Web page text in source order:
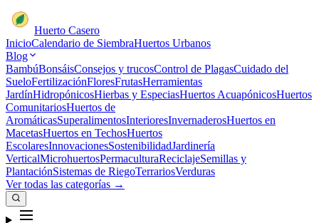
Huerto Casero
InicioCalendario de SiembraHuertos Urbanos
Blog
BambúBonsáisConsejos y trucosControl de PlagasCuidado del
SueloFertilizaciónFloresFrutasHerramientas
JardínHidropónicosHierbas y EspeciasHuertos AcuapónicosHuertos
ComunitariosHuertos de
AromáticasSuperalimentosInterioresInvernaderosHuertos en
MacetasHuertos en TechosHuertos
EscolaresInnovacionesSostenibilidadJardinería
VerticalMicrohuertosPermaculturaReciclajeSemillas y
PlantaciónSistemas de RiegoTerrariosVerduras
Ver todas las categorías →